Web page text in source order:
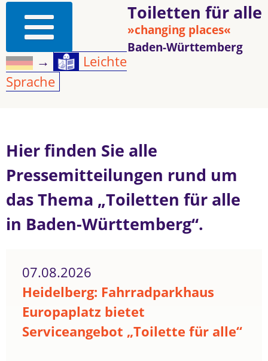
Toiletten für alle
»changing places«
Baden-Württemberg
→
Leichte
Sprache
Hier finden Sie alle
Pressemitteilungen rund um
das Thema „Toiletten für alle
in Baden-Württemberg“.
07.08.2026
Heidelberg: Fahrradparkhaus
Europaplatz bietet
Serviceangebot „Toilette für alle“